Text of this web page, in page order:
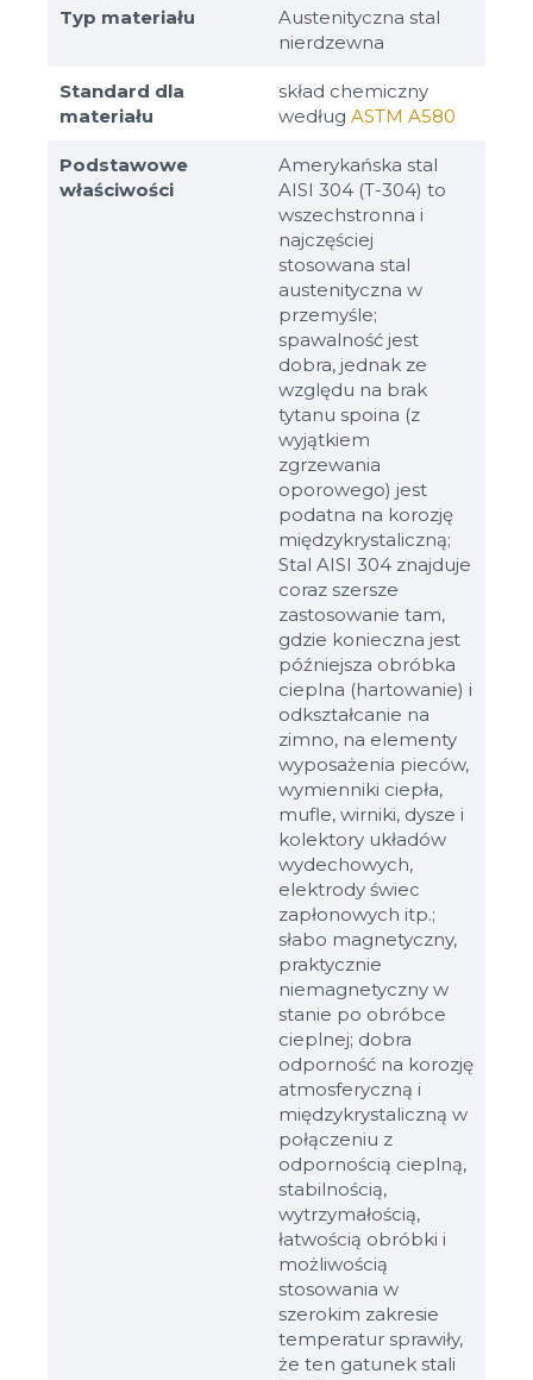
Обзор...
do 8Mb, jpeg, png, doc, pdf
Gotowy
Typ materiału
Austenityczna stal
nierdzewna
Standard dla
materiału
skład chemiczny
według ASTM A580
Podstawowe
właściwości
Amerykańska stal
AISI 304 (T-304) to
wszechstronna i
najczęściej
stosowana stal
austenityczna w
przemyśle;
spawalność jest
dobra, jednak ze
względu na brak
tytanu spoina (z
wyjątkiem
zgrzewania
oporowego) jest
podatna na korozję
międzykrystaliczną;
Stal AISI 304 znajduje
coraz szersze
zastosowanie tam,
gdzie konieczna jest
późniejsza obróbka
cieplna (hartowanie) i
odkształcanie na
zimno, na elementy
wyposażenia pieców,
wymienniki ciepła,
mufle, wirniki, dysze i
kolektory układów
wydechowych,
elektrody świec
zapłonowych itp.;
słabo magnetyczny,
praktycznie
niemagnetyczny w
stanie po obróbce
cieplnej; dobra
odporność na korozję
atmosferyczną i
międzykrystaliczną w
połączeniu z
odpornością cieplną,
stabilnością,
wytrzymałością,
łatwością obróbki i
możliwością
stosowania w
szerokim zakresie
temperatur sprawiły,
że ten gatunek stali